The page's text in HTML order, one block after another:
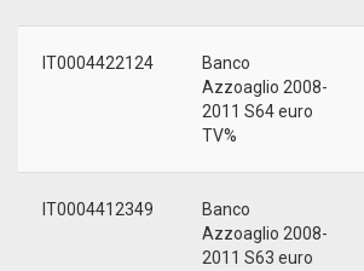
IT0004422124
Banco
Azzoaglio 2008-
2011 S64 euro
TV%
IT0004412349
Banco
Azzoaglio 2008-
2011 S63 euro